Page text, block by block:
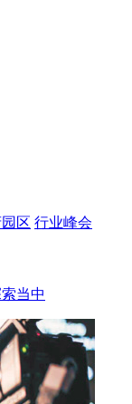
区 行业峰会
当中